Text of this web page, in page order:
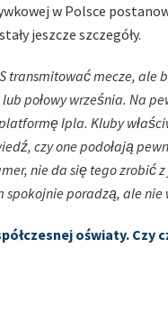
w Polsce
jeszcze szczegóły.
transmitować mecze, ale
połowy września. Na
Ipla. Kluby
czy one podołają
nie da się tego zrobić
poradzą, ale nie
oświaty. Czy